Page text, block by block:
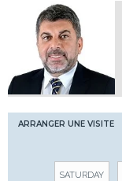
ARRANGER UNE VISITE
SATURDAY